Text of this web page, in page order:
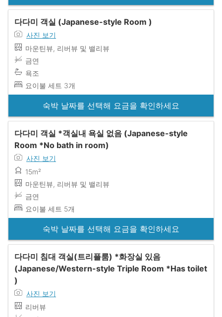
다다미 객실 (Japanese-style Room )
사진 보기
마운틴뷰, 리버뷰 및 밸리뷰
금연
욕조
요이불 세트 3개
숙박 날짜를 선택해 요금을 확인하세요
다다미 객실 *객실내 욕실 없음 (Japanese-style
Room *No bath in room)
사진 보기
15m²
마운틴뷰, 리버뷰 및 밸리뷰
금연
요이불 세트 5개
숙박 날짜를 선택해 요금을 확인하세요
다다미 침대 객실(트리플룸) *화장실 있음
(Japanese/Western-style Triple Room *Has toilet
)
사진 보기
리버뷰